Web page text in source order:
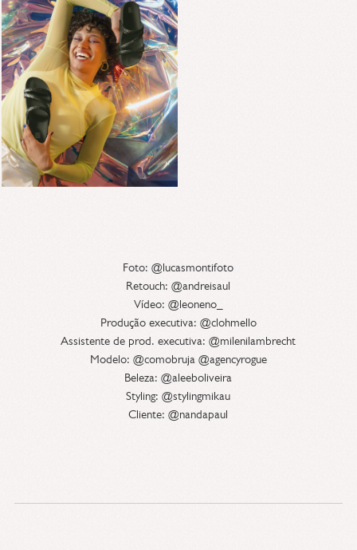
Foto: @lucasmontifoto
Retouch: @andreisaul
Vídeo: @leoneno_
Produção executiva: @clohmello
Assistente de prod. executiva: @milenilambrecht
Modelo: @comobruja @agencyrogue
Beleza: @aleeboliveira
Styling: @stylingmikau
Cliente: @nandapaul